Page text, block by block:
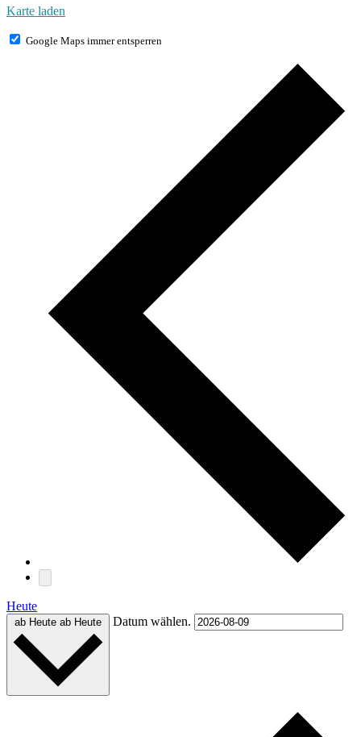
Karte laden
Google Maps immer entsperren
Heute
ab Heute ab Heute Datum wählen.